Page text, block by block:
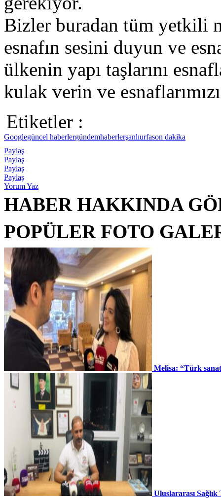
Bizler buradan tüm yetkili
esnafın sesini duyun ve
ülkenin yapı taşlarını
kulak verin ve
Etiketler :
Googlegüncel haberlergündemhaberlerşanlıurfason dakika
Paylaş
Paylaş
Paylaş
Paylaş
Yorum Yaz
HABER HAKKINDA
POPÜLER FOTO
Melisa: “Türk
Uluslararası